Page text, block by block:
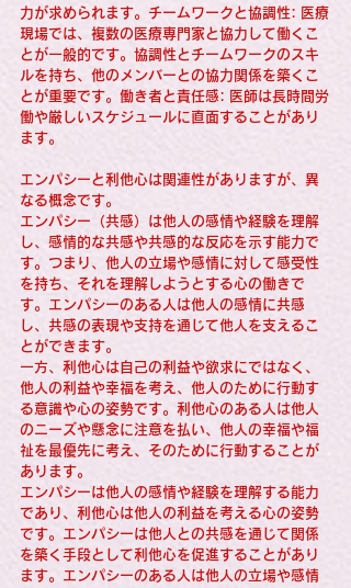
力が求められます。チームワークと協調性: 医療
現場では、複数の医療専門家と協力して働くこ
とが一般的です。協調性とチームワークのスキ
ルを持ち、他のメンバーとの協力関係を築くこ
とが重要です。働き者と責任感: 医師は長時間労
働や厳しいスケジュールに直面することがあり
ます。
エンパシーと利他心は関連性がありますが、異
なる概念です。
エンパシー（共感）は他人の感情や経験を理解
し、感情的な共感や共感的な反応を示す能力で
す。つまり、他人の立場や感情に対して感受性
を持ち、それを理解しようとする心の働きで
す。エンパシーのある人は他人の感情に共感
し、共感の表現や支持を通じて他人を支えるこ
とができます。
一方、利他心は自己の利益や欲求にではなく、
他人の利益や幸福を考え、他人のために行動す
る意識や心の姿勢です。利他心のある人は他人
のニーズや懸念に注意を払い、他人の幸福や福
祉を最優先に考え、そのために行動することが
あります。
エンパシーは他人の感情や経験を理解する能力
であり、利他心は他人の利益を考える心の姿勢
です。エンパシーは他人との共感を通じて関係
を築く手段として利他心を促進することがあり
ます。エンパシーのある人は他人の立場や感情